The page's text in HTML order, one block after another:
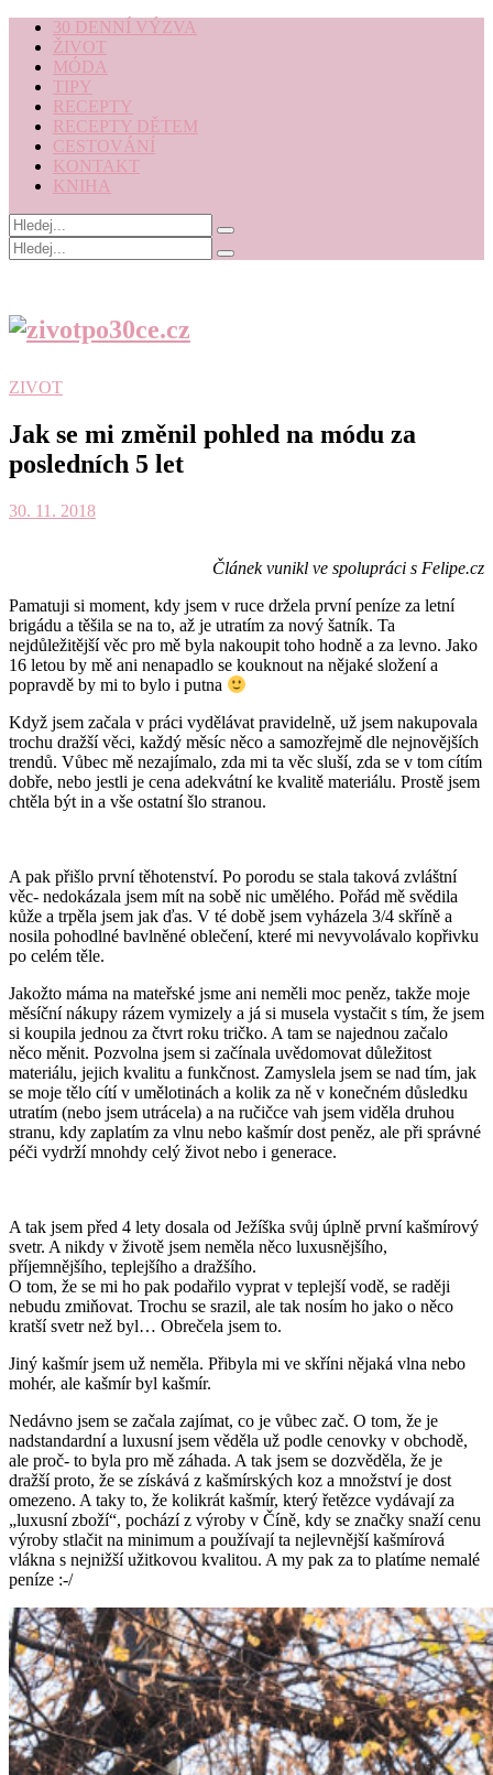
30 DENNÍ VÝZVA
ŽIVOT
MÓDA
TIPY
RECEPTY
RECEPTY DĚTEM
CESTOVÁNÍ
KONTAKT
KNIHA
ZIVOT
Jak se mi změnil pohled na módu za
posledních 5 let
30. 11. 2018
Článek vunikl ve spolupráci s Felipe.cz
Pamatuji si moment, kdy jsem v ruce držela první peníze za letní
brigádu a těšila se na to, až je utratím za nový šatník. Ta
nejdůležitější věc pro mě byla nakoupit toho hodně a za levno. Jako
16 letou by mě ani nenapadlo se kouknout na nějaké složení a
popravdě by mi to bylo i putna
Když jsem začala v práci vydělávat pravidelně, už jsem nakupovala
trochu dražší věci, každý měsíc něco a samozřejmě dle nejnovějších
trendů. Vůbec mě nezajímalo, zda mi ta věc sluší, zda se v tom cítím
dobře, nebo jestli je cena adekvátní ke kvalitě materiálu. Prostě jsem
chtěla být in a vše ostatní šlo stranou.
A pak přišlo první těhotenství. Po porodu se stala taková zvláštní
věc- nedokázala jsem mít na sobě nic umělého. Pořád mě svědila
kůže a trpěla jsem jak ďas. V té době jsem vyházela 3/4 skříně a
nosila pohodlné bavlněné oblečení, které mi nevyvolávalo kopřivku
po celém těle.
Jakožto máma na mateřské jsme ani neměli moc peněz, takže moje
měsíční nákupy rázem vymizely a já si musela vystačit s tím, že jsem
si koupila jednou za čtvrt roku tričko. A tam se najednou začalo
něco měnit. Pozvolna jsem si začínala uvědomovat důležitost
materiálu, jejich kvalitu a funkčnost. Zamyslela jsem se nad tím, jak
se moje tělo cítí v umělotinách a kolik za ně v konečném důsledku
utratím (nebo jsem utrácela) a na ručičce vah jsem viděla druhou
stranu, kdy zaplatím za vlnu nebo kašmír dost peněz, ale při správné
péči vydrží mnohdy celý život nebo i generace.
A tak jsem před 4 lety dosala od Ježíška svůj úplně první kašmírový
svetr. A nikdy v životě jsem neměla něco luxusnějšího,
příjemnějšího, teplejšího a dražšího.
O tom, že se mi ho pak podařilo vyprat v teplejší vodě, se raději
nebudu zmiňovat. Trochu se srazil, ale tak nosím ho jako o něco
kratší svetr než byl… Obrečela jsem to.
Jiný kašmír jsem už neměla. Přibyla mi ve skříni nějaká vlna nebo
mohér, ale kašmír byl kašmír.
Nedávno jsem se začala zajímat, co je vůbec zač. O tom, že je
nadstandardní a luxusní jsem věděla už podle cenovky v obchodě,
ale proč- to byla pro mě záhada. A tak jsem se dozvěděla, že je
dražší proto, že se získává z kašmírských koz a množství je dost
omezeno. A taky to, že kolikrát kašmír, který řetězce vydávají za
„luxusní zboží“, pochází z výroby v Číně, kdy se značky snaží cenu
výroby stlačit na minimum a používají ta nejlevnější kašmírová
vlákna s nejnižší užitkovou kvalitou. A my pak za to platíme nemalé
peníze :-/